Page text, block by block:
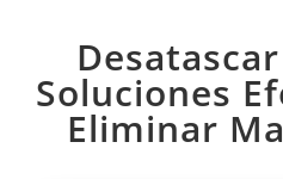
Soluciones
Eliminar